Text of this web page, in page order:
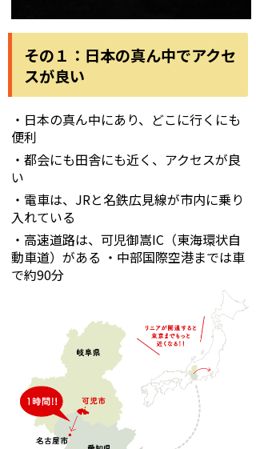
その１：日本の真ん中でアクセ
スが良い
・日本の真ん中にあり、どこに行くにも
便利
・都会にも田舎にも近く、アクセスが良
い
・電車は、 JRと名鉄広見線が市内に乗り
入れている
・高速道路は、可児御嵩IC（東海環状自
動車道）がある ・中部国際空港までは車
で約90分